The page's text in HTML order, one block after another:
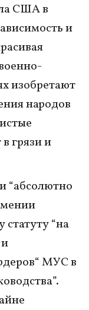
США в
и
изобретают
народов
грязи и
“абсолютно
“на
МУС в